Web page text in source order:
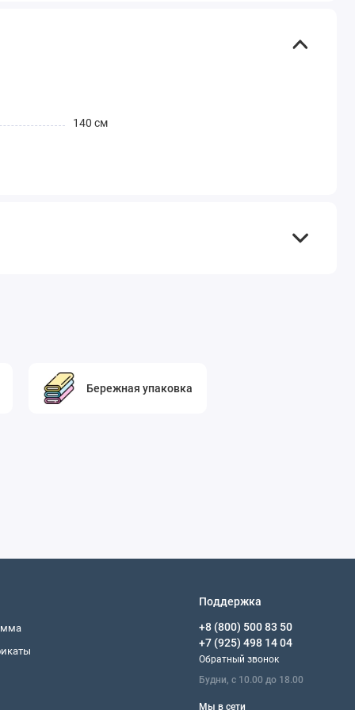
140 см
Бережная упаковка
Поддержка
+8 (800) 500 83 50
+7 (925) 498 14 04
Обратный звонок
Будни, с 10.00 до 18.00
Мы в сети